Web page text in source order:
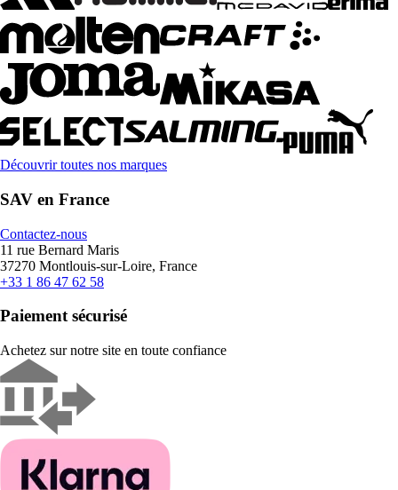
Découvrir toutes nos marques
SAV en France
Contactez-nous
11 rue Bernard Maris
37270 Montlouis-sur-Loire, France
+33 1 86 47 62 58
Paiement sécurisé
Achetez sur notre site en toute confiance